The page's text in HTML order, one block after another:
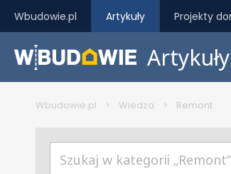
Wbudowie.pl Artykuły Projekty
Artykuły
Wbudowie.pl > Wiedza > Remont